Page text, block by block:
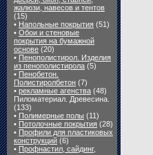
жалюзи, навесов и тентов
(15)
• Напольные покрытия (51)
• Обои и стеновые
покрытия на бумажной
основе (20)
• Пенополистирол. Изделия
из пенополистирола (5)
• Пенобетон.
Полистиролбетон (7)
• рекламные агенства (48)
Пиломатериал. Древесина.
(133)
• Полимерные полы (11)
• Потолочные покрытия (28)
• Профили для пластиковых
конструкций (6)
• Профнастил, сайдинг,